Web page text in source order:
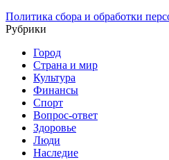
Политика сбора и обработки
Рубрики
Город
Страна и мир
Культура
Финансы
Спорт
Вопрос-ответ
Здоровье
Люди
Наследие